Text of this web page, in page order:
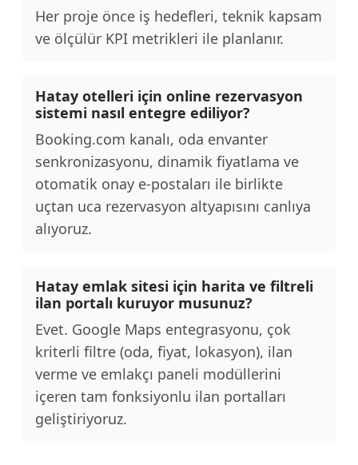
Her proje önce iş hedefleri, teknik kapsam
ve ölçülür KPI metrikleri ile planlanır.
Hatay otelleri için online rezervasyon
sistemi nasıl entegre ediliyor?
Booking.com kanalı, oda envanter
senkronizasyonu, dinamik fiyatlama ve
otomatik onay e-postaları ile birlikte
uçtan uca rezervasyon altyapısını canlıya
alıyoruz.
Hatay emlak sitesi için harita ve filtreli
ilan portalı kuruyor musunuz?
Evet. Google Maps entegrasyonu, çok
kriterli filtre (oda, fiyat, lokasyon), ilan
verme ve emlakçı paneli modüllerini
içeren tam fonksiyonlu ilan portalları
geliştiriyoruz.